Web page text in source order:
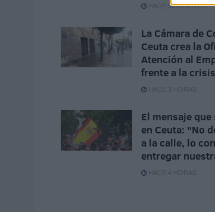
HACE 56 MINUTOS
La Cámara de
Ceuta crea la
Atención al
frente a la crisis
HACE 3 HORAS
El mensaje
en Ceuta: "No
a la calle, lo
entregar
HACE 4 HORAS